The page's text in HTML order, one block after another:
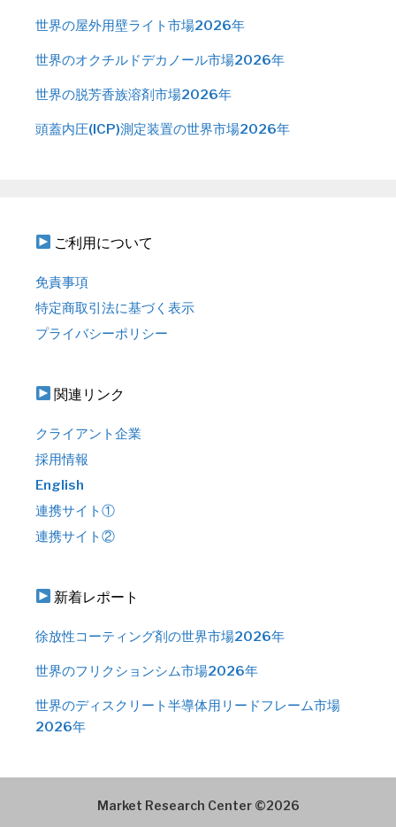
世界の屋外用壁ライト市場2026年
世界のオクチルドデカノール市場2026年
世界の脱芳香族溶剤市場2026年
頭蓋内圧(ICP)測定装置の世界市場2026年
ご利用について
免責事項
特定商取引法に基づく表示
プライバシーポリシー
関連リンク
クライアント企業
採用情報
English
連携サイト①
連携サイト②
新着レポート
徐放性コーティング剤の世界市場2026年
世界のフリクションシム市場2026年
世界のディスクリート半導体用リードフレーム市場
2026年
Market Research Center ©2026